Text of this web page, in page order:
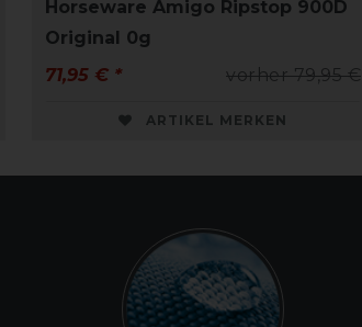
Horseware Amigo Ripstop 900D
Original 0g
vorher 79,95 €
71,95 € *
ARTIKEL MERKEN